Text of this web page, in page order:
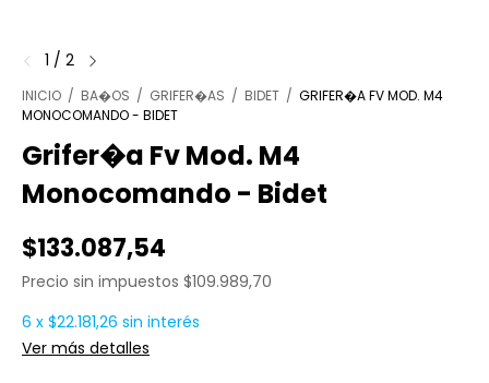
1 / 2
INICIO / BA�OS / GRIFER�AS / BIDET / GRIFER�A FV MOD. M4
MONOCOMANDO - BIDET
Grifer�a Fv Mod. M4
Monocomando - Bidet
$133.087,54
Precio sin impuestos $109.989,70
6 x $22.181,26 sin interés
Ver más detalles